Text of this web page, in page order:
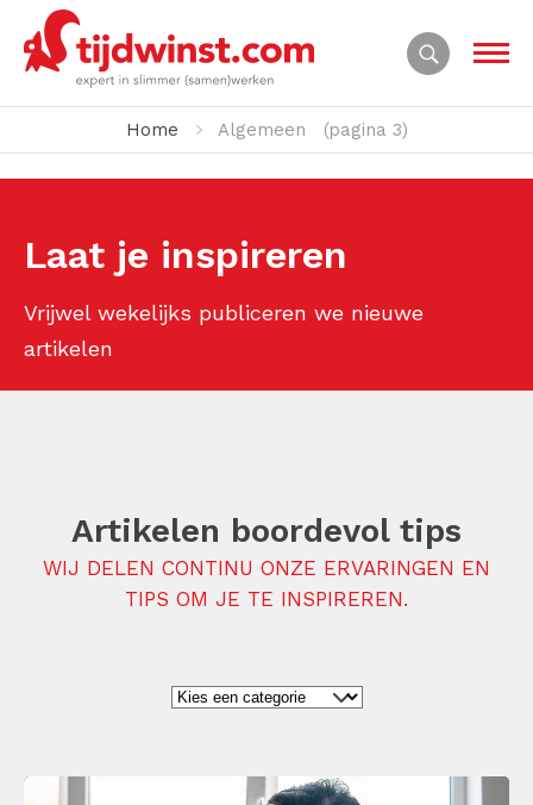
Home Algemeen (pagina 3)
Laat je inspireren
Vrijwel wekelijks publiceren we nieuwe
artikelen
Artikelen boordevol tips
WIJ DELEN CONTINU ONZE ERVARINGEN EN
TIPS OM JE TE INSPIREREN.